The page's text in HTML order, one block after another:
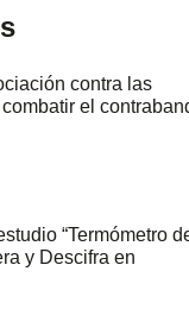
contra las
el
“Termómetro
y Descifra en